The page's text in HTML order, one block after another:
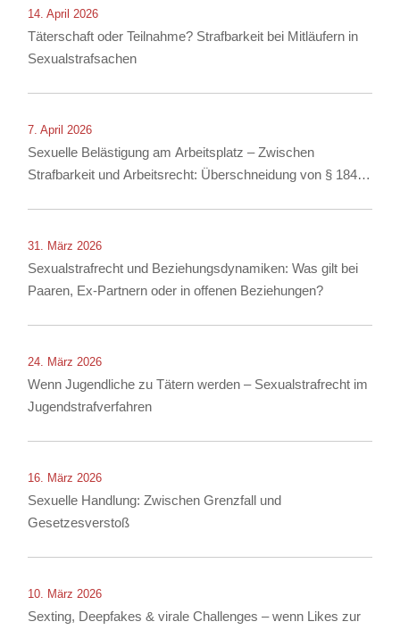
14. April 2026
Täterschaft oder Teilnahme? Strafbarkeit bei Mitläufern in
Sexualstrafsachen
7. April 2026
Sexuelle Belästigung am Arbeitsplatz – Zwischen
Strafbarkeit und Arbeitsrecht: Überschneidung von § 184i
31. März 2026
Sexualstrafrecht und Beziehungsdynamiken: Was gilt bei
Paaren, Ex-Partnern oder in offenen Beziehungen?
24. März 2026
Wenn Jugendliche zu Tätern werden – Sexualstrafrecht im
Jugendstrafverfahren
16. März 2026
Sexuelle Handlung: Zwischen Grenzfall und
Gesetzesverstoß
10. März 2026
Sexting, Deepfakes & virale Challenges – wenn Likes zur